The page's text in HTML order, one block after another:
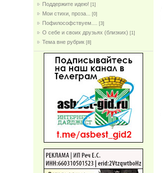
Поддержите идею! [1]
Мои стихи, проза... [0]
Пофилософствуем.... [3]
О себе и своих друзьях (близких) [1]
Тема вне рубрик [8]